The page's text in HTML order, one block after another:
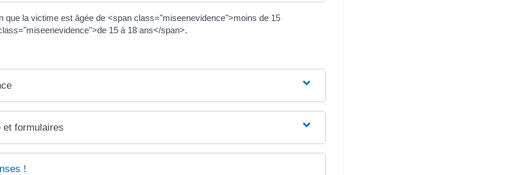
que la victime est âgée de <span class="miseenevidence">moins de 15
15 à 18 ans</span>.
et formulaires
!